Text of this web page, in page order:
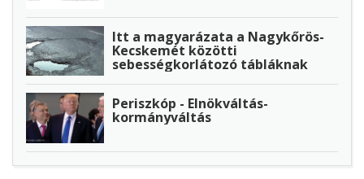
Itt a magyarázata a Nagykőrös-
Kecskemét közötti
sebességkorlátozó tábláknak
Periszkóp - Elnökváltás-
kormányváltás